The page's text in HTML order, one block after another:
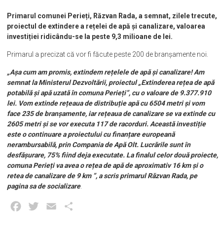
Primarul comunei Perieți, Răzvan Rada, a semnat, zilele trecute,
proiectul de extindere a rețelei de apă și canalizare, valoarea
investiției ridicându-se la peste 9,3 milioane de lei.
Primarul a precizat că vor fi făcute peste 200 de branșamente noi.
„Așa cum am promis, extindem rețelele de apă și canalizare! Am
semnat la Ministerul Dezvoltării, proiectul „Extinderea rețea de apă
potabilă și apă uzată în comuna Perieți”, cu o valoare de 9.377.910
lei. Vom extinde rețeaua de distribuție apă cu 6504 metri și vom
face 235 de branșamente, iar rețeaua de canalizare se va extinde cu
2605 metri și se vor executa 117 de racorduri. Această investiție
este o continuare a proiectului cu finanțare europeană
nerambursabilă, prin Compania de Apă Olt. Lucrările sunt în
desfășurare, 75% fiind deja executate. La finalul celor două proiecte,
comuna Perieți va avea o rețea de apă de aproximativ 16 km și o
retea de canalizare de 9 km ”, a scris primarul Răzvan Rada, pe
pagina sa de socializare.
Facebook
Twitter Email